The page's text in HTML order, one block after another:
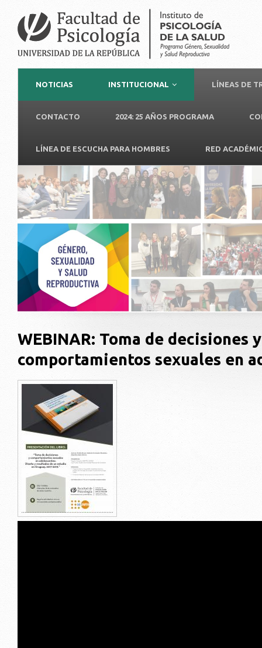
NOTICIAS INSTITUCIONAL LÍNEAS DE
CONTACTO 2024: 25 AÑOS PROGRAMA
LÍNEA DE ESCUCHA PARA HOMBRES RED
WEBINAR: Toma de decisiones y
comportamientos sexuales en